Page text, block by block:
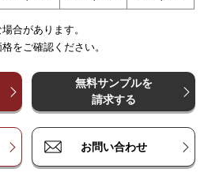
150 ～225
18,000 27,000 ¥ 36,000 ¥
～250 ～
18,000 ¥27,000 ¥ 36,000
合があります。
をご確認ください。
無料サンプルを
請求する
お問い合わせ